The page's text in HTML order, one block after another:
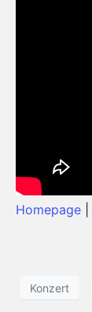
Homepage
Konzert